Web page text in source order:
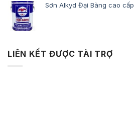
Sơn Alkyd Đại Bàng cao cấp
LIÊN KẾT ĐƯỢC TÀI TRỢ